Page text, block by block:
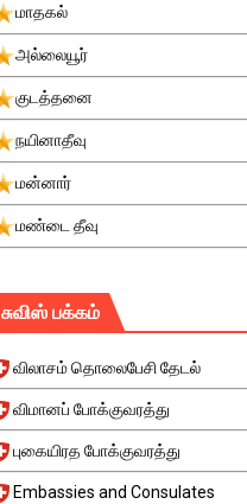
மாதகல்
அல்லையூர்
குடத்தனை
நயினாதீவு
மன்னார்
மண்டை தீவு
சுவிஸ் பக்கம்
விலாசம் தொலைபேசி தேடல்
விமானப் போக்குவரத்து
புகையிரத போக்குவரத்து
Embassies and Consulates